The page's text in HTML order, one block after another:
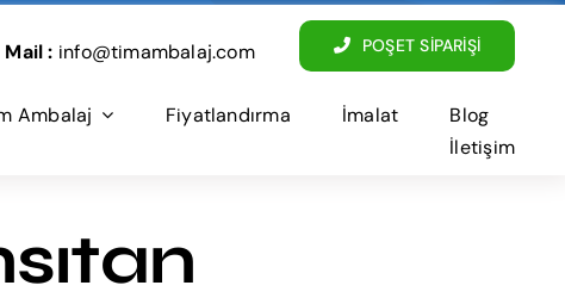
Mail : info@timambalaj.com POŞET SİPARİŞİ
Ambalaj Fiyatlandırma İmalat
Blog
İletişim